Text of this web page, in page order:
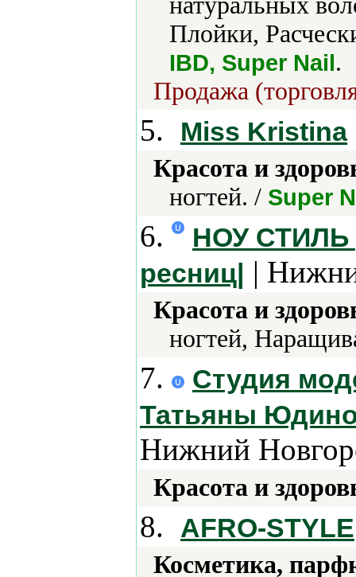
Плойки,
IBD, Super Nail.
Продажа
5. Miss Kristina
Красота и
ногтей. / Super
6.
НОУ СТИЛЬ
ресниц| |
Красота и
ногтей,
7.
Студия
Татьяны
Нижний
Красота и
8. AFRO-STYLE
Косметика,